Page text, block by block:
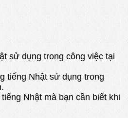
sử dụng trong công việc tại
tiếng Nhật sử dụng trong
Nhật mà bạn cần biết khi